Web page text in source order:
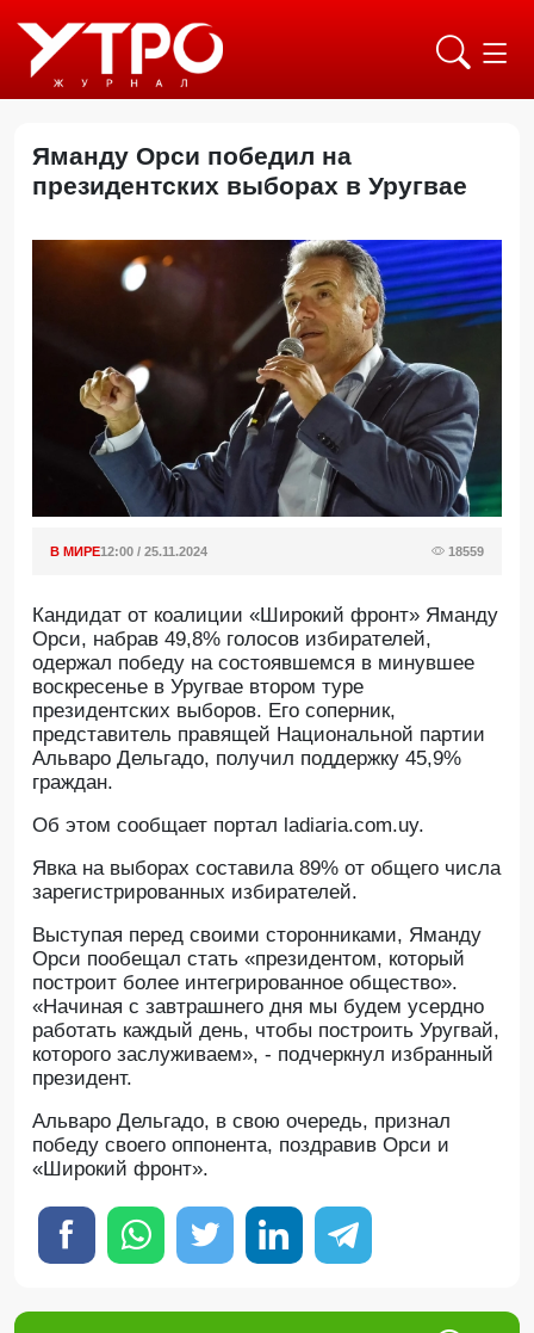
Яманду Орси победил на
президентских выборах в Уругвае
В МИРЕ12:00 / 25.11.2024 18559
Кандидат от коалиции «Широкий фронт» Яманду
Орси, набрав 49,8% голосов избирателей,
одержал победу на состоявшемся в минувшее
воскресенье в Уругвае втором туре
президентских выборов. Его соперник,
представитель правящей Национальной партии
Альваро Дельгадо, получил поддержку 45,9%
граждан.
Об этом сообщает портал ladiaria.com.uy.
Явка на выборах составила 89% от общего числа
зарегистрированных избирателей.
Выступая перед своими сторонниками, Яманду
Орси пообещал стать «президентом, который
построит более интегрированное общество».
«Начиная с завтрашнего дня мы будем усердно
работать каждый день, чтобы построить Уругвай,
которого заслуживаем», - подчеркнул избранный
президент.
Альваро Дельгадо, в свою очередь, признал
победу своего оппонента, поздравив Орси и
«Широкий фронт».